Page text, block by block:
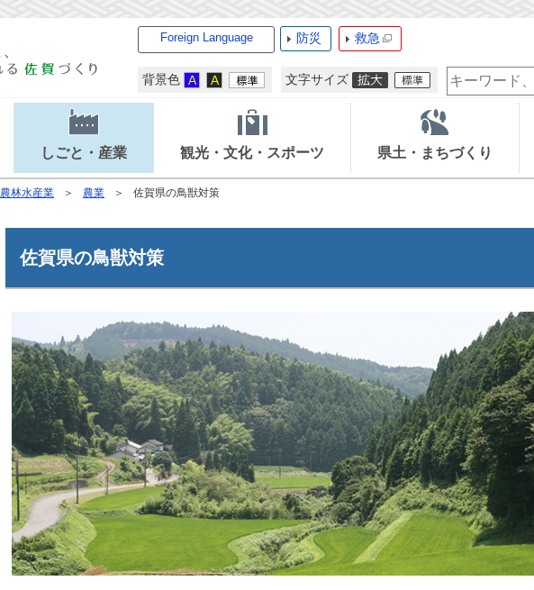
Foreign Language 防災 救急
背景色 文字サイズ
検
索
ー
ー
ド
しごと・産業 観光・文化・スポーツ 県土・まちづくり
農林水産業 農業 佐賀県の鳥獣対策
佐賀県の鳥獣対策